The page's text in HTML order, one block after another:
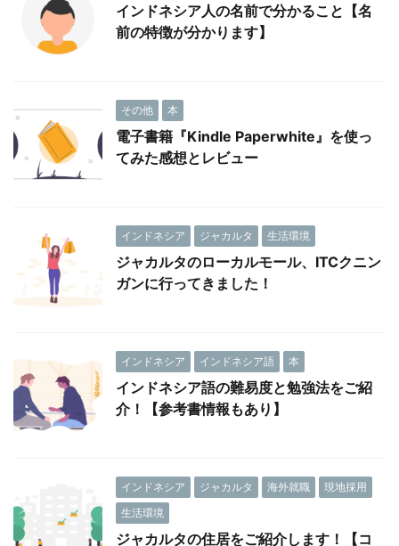
インドネシア人の名前で分かること【名
前の特徴が分かります】
その他 本
電子書籍『Kindle Paperwhite』を使っ
てみた感想とレビュー
インドネシア ジャカルタ 生活環境
ジャカルタのローカルモール、ITCクニン
ガンに行ってきました！
インドネシア インドネシア語 本
インドネシア語の難易度と勉強法をご紹
介！【参考書情報もあり】
インドネシア ジャカルタ 海外就職
現地採用
生活環境
ジャカルタの住居をご紹介します！【コ